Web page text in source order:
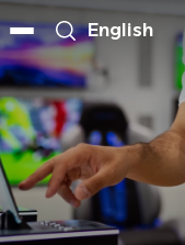
English